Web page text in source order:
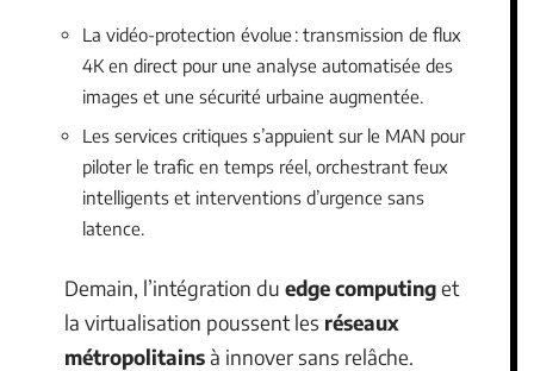
La vidéo-protection évolue : transmission de flux
4K en direct pour une analyse automatisée des
images et une sécurité urbaine augmentée.
Les services critiques s’appuient sur le MAN pour
piloter le trafic en temps réel, orchestrant feux
intelligents et interventions d’urgence sans
latence.
Demain, l’intégration du edge computinget
la virtualisation poussent les réseaux
métropolitainsà innover sans relâche.